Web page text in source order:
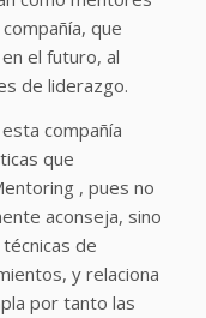
que
el futuro, al
de liderazgo.
compañía
que
, pues no
aconseja, sino
de
y relaciona
por tanto las